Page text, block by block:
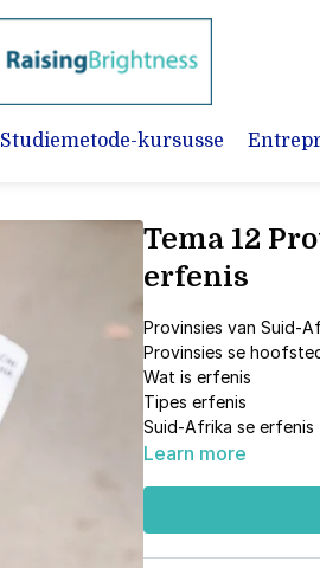
Studiemetode-kursusse
Tema 12
erfenis
Provinsies van Suid-
Provinsies se
Wat is erfenis
Tipes erfenis
Suid-Afrika se erfenis
Learn more